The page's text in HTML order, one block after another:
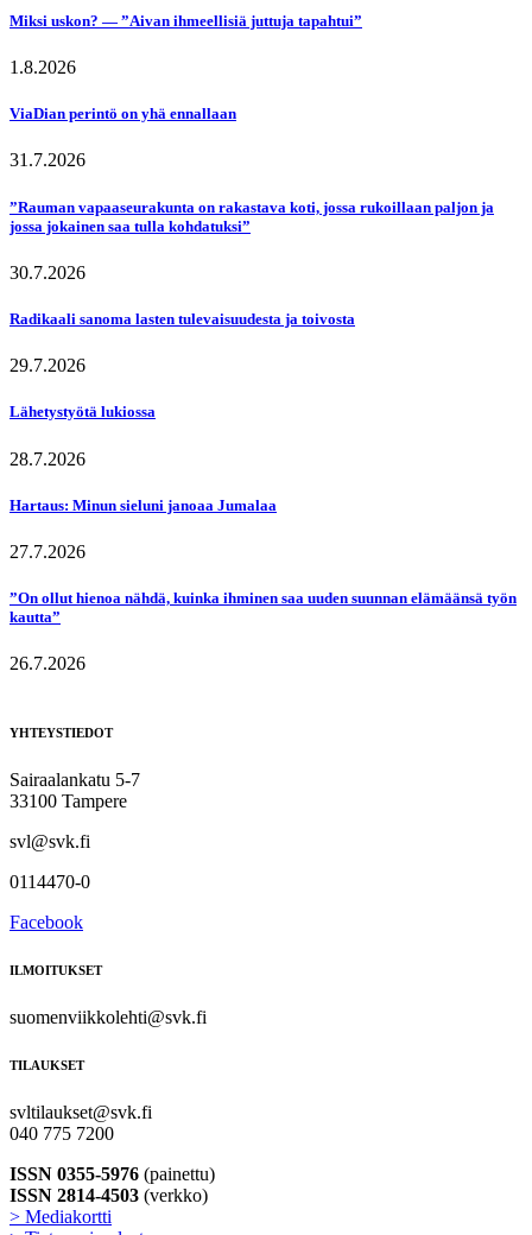
Miksi uskon? — ”Aivan ihmeellisiä juttuja tapahtui”
1.8.2026
ViaDian perintö on yhä ennallaan
31.7.2026
”Rauman vapaaseurakunta on rakastava koti, jossa rukoillaan paljon ja
jossa jokainen saa tulla kohdatuksi”
30.7.2026
Radikaali sanoma lasten tulevaisuudesta ja toivosta
29.7.2026
Lähetystyötä lukiossa
28.7.2026
Hartaus: Minun sieluni janoaa Jumalaa
27.7.2026
”On ollut hienoa nähdä, kuinka ihminen saa uuden suunnan elämäänsä työn
kautta”
26.7.2026
YHTEYSTIEDOT
Sairaalankatu 5-7
33100 Tampere
svl@svk.fi
0114470-0
Facebook
ILMOITUKSET
suomenviikkolehti@svk.fi
TILAUKSET
svltilaukset@svk.fi
040 775 7200
ISSN 0355-5976 (painettu)
ISSN 2814-4503 (verkko)
> Mediakortti